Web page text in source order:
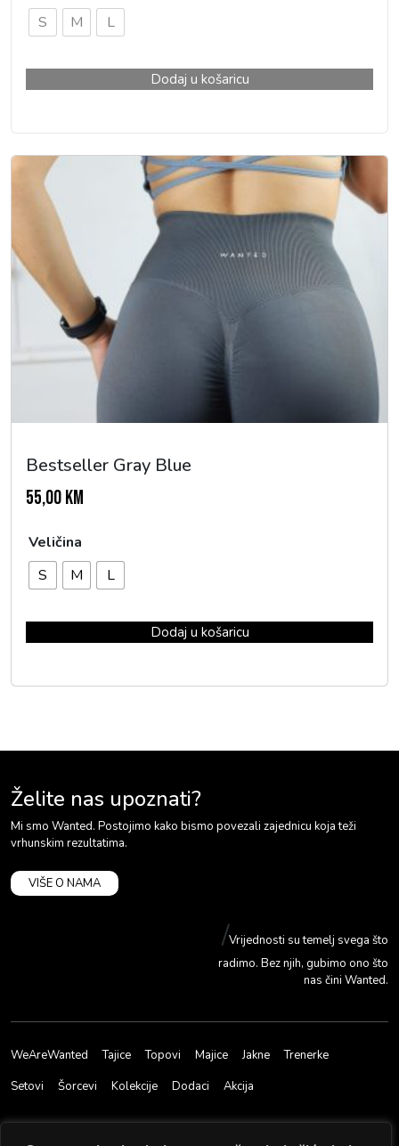
S
M L
Dodaj u košaricu
Bestseller Gray Blue
55,00KM
Veličina
S
M L
Dodaj u košaricu
Želite nas upoznati?
Mi smo Wanted. Postojimo kako bismo povezali zajednicu koja teži
vrhunskim rezultatima.
VIŠE O NAMA
/Vrijednosti su temelj svega što
radimo. Bez njih, gubimo ono što
nas čini Wanted.
WeAreWanted Tajice Topovi Majice Jakne
Trenerke
Setovi
Šorcevi Kolekcije Dodaci Akcija